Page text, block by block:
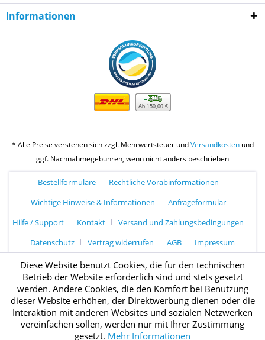
Informationen
Ab 150,00 €
* Alle Preise verstehen sich zzgl. Mehrwertsteuer undVersandkostenund
ggf. Nachnahmegebühren, wenn nicht anders beschrieben
Bestellformulare
Rechtliche Vorabinformationen
Wichtige Hinweise & Informationen
Anfrageformular
Hilfe / Support
Kontakt
Versand und Zahlungsbedingungen
Datenschutz
Vertrag widerrufen AGB Impressum
Diese Website benutzt Cookies, die für den technischen
Betrieb der Website erforderlich sind und stets gesetzt
werden. Andere Cookies, die den Komfort bei Benutzung
dieser Website erhöhen, der Direktwerbung dienen oder die
Interaktion mit anderen Websites und sozialen Netzwerken
vereinfachen sollen, werden nur mit Ihrer Zustimmung
gesetzt. Mehr Informationen